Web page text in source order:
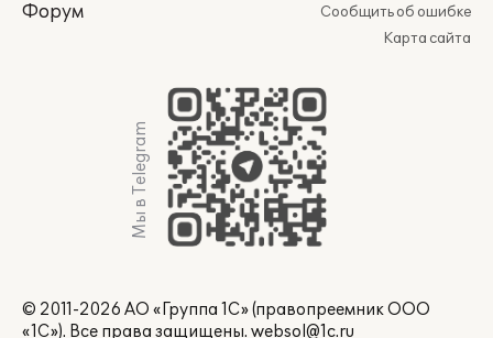
Форум
Сообщить об ошибке
Карта сайта
Мы в Telegram
© 2011-2026 АО «Группа 1С» (правопреемник ООО
«1С»). Все права защищены. websol@1c.ru